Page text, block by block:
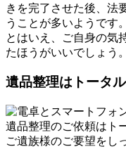
きを完了させた後、法
うことが多いようです。
とはいえ、ご自身の気
たほうがいいでしょう。
遺品整理はトータ
遺品整理のご依頼はト
ご遺族様のご要望をし